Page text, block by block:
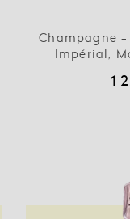
Champagne
Impérial,
1